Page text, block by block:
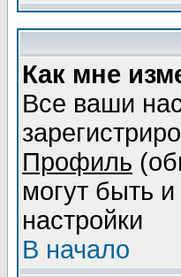
Как мне
Все ваши
Профиль
могут быть
настройки
В начало